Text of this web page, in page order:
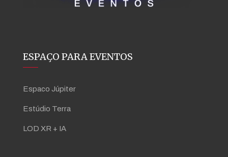
ESPAÇO PARA EVENTOS
Espaco Júpiter
Estúdio Terra
LOD XR + IA